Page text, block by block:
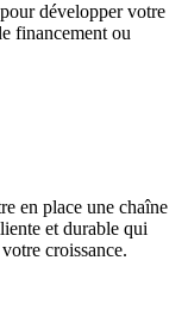
développer votre
financement ou
en place une chaîne
et durable qui
croissance.